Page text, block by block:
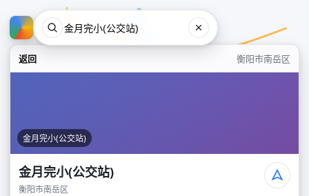
返回 衡阳市南岳区
金月完小(公交站)
金月完小(公交站)
衡阳市南岳区